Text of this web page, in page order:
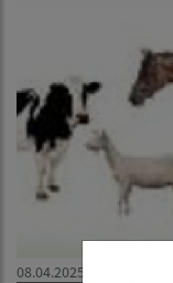
08.04.2025